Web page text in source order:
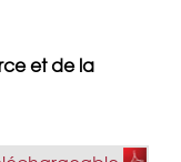
et de la